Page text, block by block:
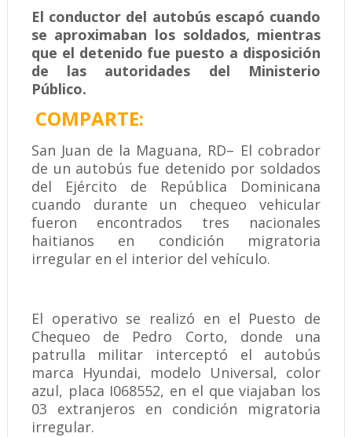
El conductor del autobús escapó cuando
se aproximaban los soldados, mientras
que el detenido fue puesto a disposición
de las autoridades del Ministerio
Público.
COMPARTE:
San Juan de la Maguana, RD– El cobrador
de un autobús fue detenido por soldados
del Ejército de República Dominicana
cuando durante un chequeo vehicular
fueron encontrados tres nacionales
haitianos en condición migratoria
irregular en el interior del vehículo.
El operativo se realizó en el Puesto de
Chequeo de Pedro Corto, donde una
patrulla militar interceptó el autobús
marca Hyundai, modelo Universal, color
azul, placa I068552, en el que viajaban los
03 extranjeros en condición migratoria
irregular.